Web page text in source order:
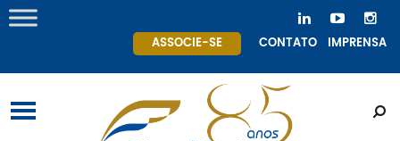
ASSOCIE-SE CONTATO IMPRENSA